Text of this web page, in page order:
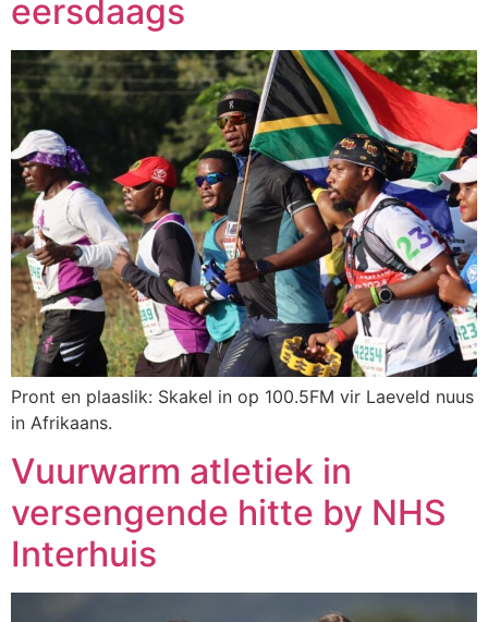
eersdaags
Pront en plaaslik: Skakel in op 100.5FM vir Laeveld nuus
in Afrikaans.
Vuurwarm atletiek in
versengende hitte by NHS
Interhuis